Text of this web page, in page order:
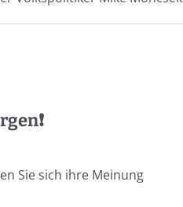
Sie sich ihre Meinung